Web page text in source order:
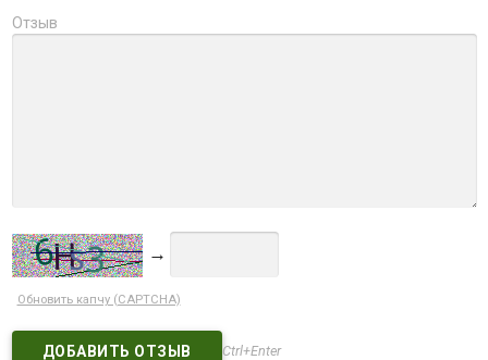
Отзыв
→
Обновить капчу (CAPTCHA)
Ctrl+Enter